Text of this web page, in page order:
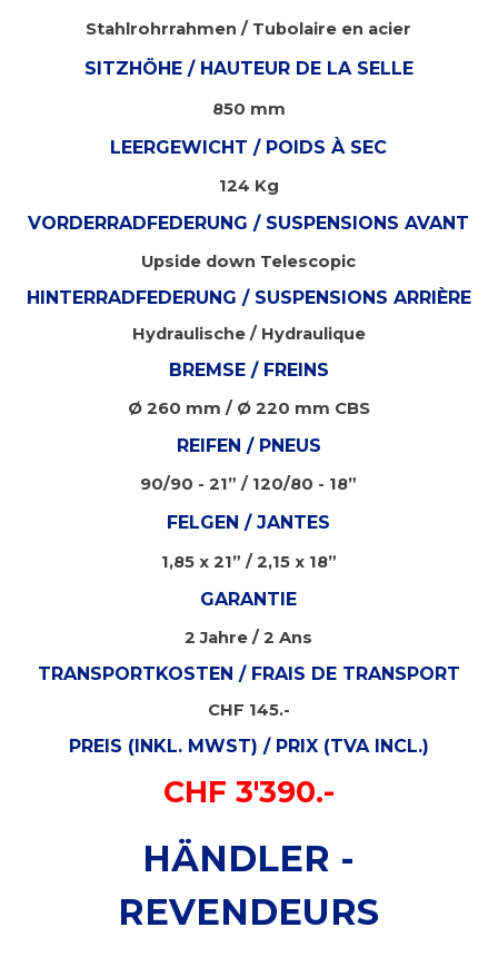
Stahlrohrrahmen / Tubolaire en acier
SITZHÖHE / HAUTEUR DE LA SELLE
850 mm
LEERGEWICHT / POIDS À SEC
124 Kg
VORDERRADFEDERUNG / SUSPENSIONS AVANT
Upside down Telescopic
HINTERRADFEDERUNG / SUSPENSIONS ARRIÈRE
Hydraulische / Hydraulique
BREMSE / FREINS
Ø 260 mm / Ø 220 mm CBS
REIFEN / PNEUS
90/90 - 21” / 120/80 - 18”
FELGEN / JANTES
1,85 x 21” / 2,15 x 18”
GARANTIE
2 Jahre / 2 Ans
TRANSPORTKOSTEN / FRAIS DE TRANSPORT
CHF 145.-
PREIS (INKL. MWST) / PRIX (TVA INCL.)
CHF 3'390.-
HÄNDLER -
REVENDEURS